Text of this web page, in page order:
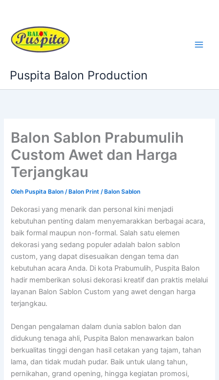
konten
Puspita Balon Production
Balon Sablon Prabumulih
Custom Awet dan Harga
Terjangkau
Oleh Puspita Balon/ Balon Print / Balon Sablon
Dekorasi yang menarik dan personal kini menjadi
kebutuhan penting dalam menyemarakkan berbagai acara,
baik formal maupun non-formal. Salah satu elemen
dekorasi yang sedang populer adalah balon sablon
custom, yang dapat disesuaikan dengan tema dan
kebutuhan acara Anda. Di kota Prabumulih, Puspita Balon
hadir memberikan solusi dekorasi kreatif dan praktis melalui
layanan Balon Sablon Custom yang awet dengan harga
terjangkau.
Dengan pengalaman dalam dunia sablon balon dan
didukung tenaga ahli, Puspita Balon menawarkan balon
berkualitas tinggi dengan hasil cetakan yang tajam, tahan
lama, dan tidak mudah pudar. Baik untuk ulang tahun,
pernikahan, grand opening, hingga kegiatan promosi,